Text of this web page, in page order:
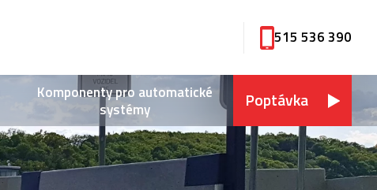
515 536 390
Komponenty pro automatické
systémy
Poptávka